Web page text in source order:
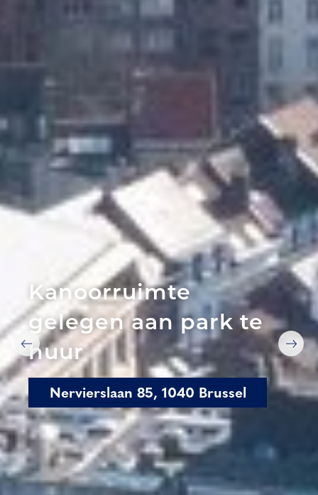
Kanoorruimte
gelegen aan park te
huur
Nervierslaan 85, 1040 Brussel